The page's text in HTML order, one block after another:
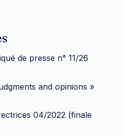
de presse n° 11/26
and opinions »
04/2022 (finale